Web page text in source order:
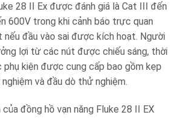
28 II Ex được đánh giá là Cat III đến
600V trong khi cảnh báo trực quan
nếu đầu vào sai được kích hoạt. Người
lợi từ các nút được chiếu sáng, thời
phụ kiện được cung cấp bao gồm kẹp
và đầu dò thử nghiệm.
đồng hồ vạn năng Fluke 28 II EX